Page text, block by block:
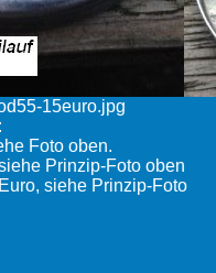
15euro.jpg
Foto oben.
Prinzip-Foto oben
siehe Prinzip-Foto